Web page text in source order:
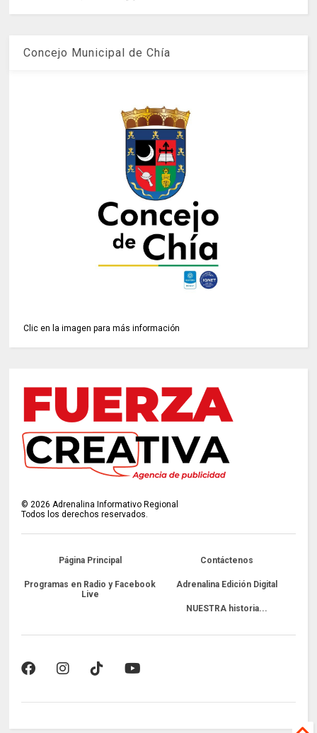
Concejo Municipal de Chía
Clic en la imagen para más información
©2026 Adrenalina Informativo Regional
Todos los derechos reservados.
Página Principal Contáctenos
Programas en Radio y Facebook
Live
Adrenalina Edición Digital
NUESTRA historia...